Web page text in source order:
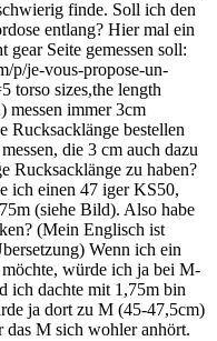
finde. Soll ich den
entlang? Hier mal ein
Seite gemessen soll:
p/je-vous-propose-un-
torso sizes,the length
messen immer 3cm
Rucksacklänge bestellen
die 3 cm auch dazu
Rucksacklänge zu haben?
ich einen 47 iger KS50,
(siehe Bild). Also habe
(Mein Englisch ist
Wenn ich ein
würde ich ja bei M-
ich dachte mit 1,75m bin
ja dort zu M (45-47,5cm)
das M sich wohler anhört.